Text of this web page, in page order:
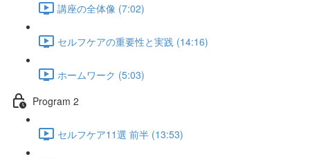
講座の全体像 (7:02)
セルフケアの重要性と実践 (14:16)
ホームワーク (5:03)
Program 2
セルフケア11選 前半 (13:53)